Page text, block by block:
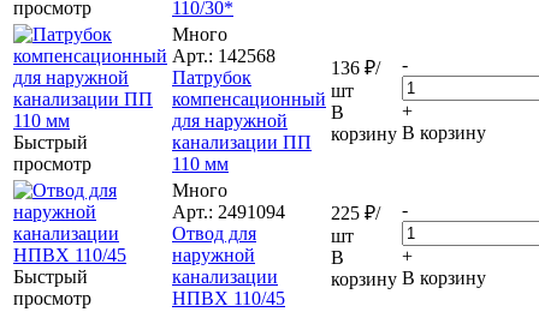
просмотр
110/30*
Быстрый
просмотр
Много
Арт.: 142568
Патрубок
компенсационный
для наружной
канализации ПП
110 мм
136 ₽/
шт
В
корзину
-
+
В корзину
Быстрый
просмотр
Много
Арт.: 2491094
Отвод для
наружной
канализации
НПВХ 110/45
225 ₽/
шт
В
корзину
-
+
В корзину